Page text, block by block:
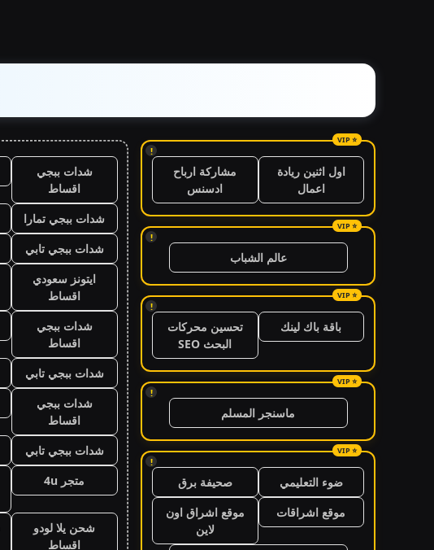
!
اول اثنين ريادة
اعمال
مشاركة ارباح
ادسنس
!
عالم الشباب
!
باقة باك لينك
تحسين محركات
البحث SEO
!
ماسنجر المسلم
!
ضوء التعليمي
صحيفة برق
موقع اشراقات
موقع اشراق اون
لاين
شدات ببجي
اقساط
شدات ببجي تمارا
شدات ببجي تابي
ايتونز سعودي
اقساط
شدات ببجي
اقساط
شدات ببجي تابي
شدات ببجي
اقساط
شدات ببجي تابي
متجر 4u
شحن يلا لودو
اقساط